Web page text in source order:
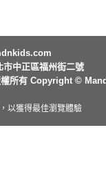
市中正區福州街二號
權所有 Copyright ©
以獲得最佳瀏覽體驗